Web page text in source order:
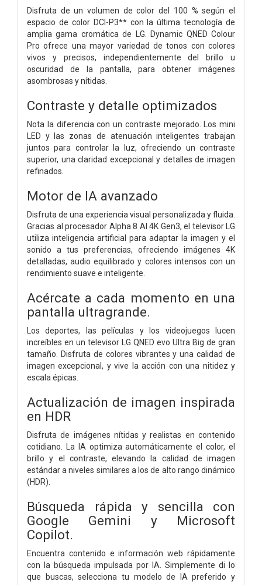
Disfruta de un volumen de color del 100 % según el
espacio de color DCI-P3** con la última tecnología de
amplia gama cromática de LG. Dynamic QNED Colour
Pro ofrece una mayor variedad de tonos con colores
vivos y precisos, independientemente del brillo u
oscuridad de la pantalla, para obtener imágenes
asombrosas y nítidas.
Contraste y detalle optimizados
Nota la diferencia con un contraste mejorado. Los mini
LED y las zonas de atenuación inteligentes trabajan
juntos para controlar la luz, ofreciendo un contraste
superior, una claridad excepcional y detalles de imagen
refinados.
Motor de IA avanzado
Disfruta de una experiencia visual personalizada y fluida.
Gracias al procesador Alpha 8 AI 4K Gen3, el televisor LG
utiliza inteligencia artificial para adaptar la imagen y el
sonido a tus preferencias, ofreciendo imágenes 4K
detalladas, audio equilibrado y colores intensos con un
rendimiento suave e inteligente.
Acércate a cada momento en una
pantalla ultragrande.
Los deportes, las películas y los videojuegos lucen
increíbles en un televisor LG QNED evo Ultra Big de gran
tamaño. Disfruta de colores vibrantes y una calidad de
imagen excepcional, y vive la acción con una nitidez y
escala épicas.
Actualización de imagen inspirada
en HDR
Disfruta de imágenes nítidas y realistas en contenido
cotidiano. La IA optimiza automáticamente el color, el
brillo y el contraste, elevando la calidad de imagen
estándar a niveles similares a los de alto rango dinámico
(HDR).
Búsqueda rápida y sencilla con
Google Gemini y Microsoft
Copilot.
Encuentra contenido e información web rápidamente
con la búsqueda impulsada por IA. Simplemente di lo
que buscas, selecciona tu modelo de IA preferido y